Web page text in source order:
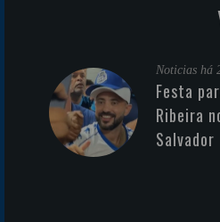
Noticias há
Festa
Ribeira
Salvador